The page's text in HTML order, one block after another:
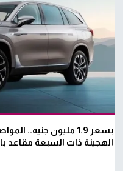
الهجينة ذات السبعة مقاعد